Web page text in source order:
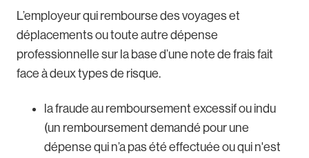
L’employeur qui rembourse des voyages et
déplacements ou toute autre dépense
professionnelle sur la base d’une note de frais fait
face à deux types de risque.
la fraude au remboursement excessif ou indu
(un remboursement demandé pour une
dépense qui n’a pas été effectuée ou qui n'est